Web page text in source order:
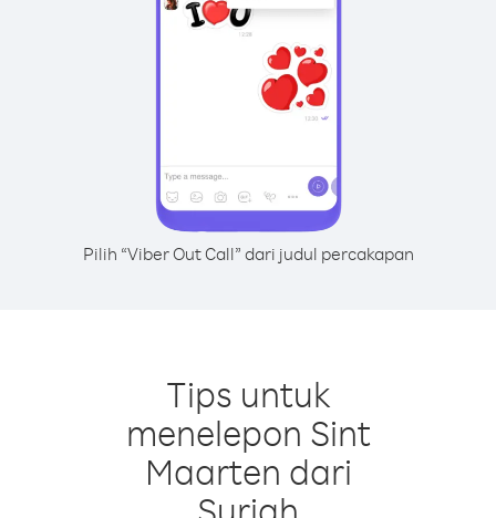
Pilih “Viber Out Call” dari judul percakapan
Tips untuk
menelepon Sint
Maarten dari